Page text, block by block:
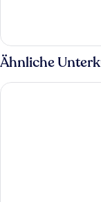
Ähnliche
Servatur Montebello